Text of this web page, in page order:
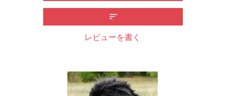
レビューを書く